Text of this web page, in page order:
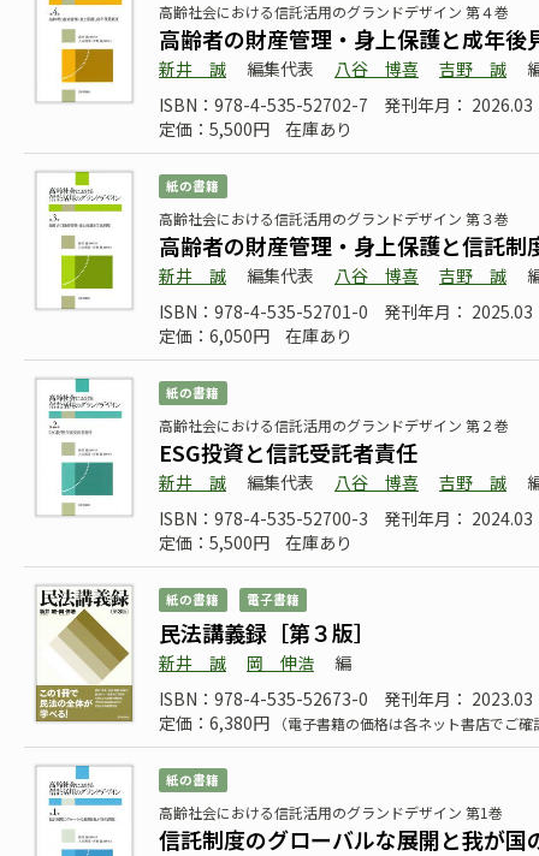
高齢社会における信託活用のグランドデザイン 第４巻
高齢者の財産管理・身上保護と成年後
新井 誠 編集代表 八谷 博喜 吉野 誠
ISBN：978-4-535-52702-7
発刊年月： 2026.03
定価：5,500円
在庫あり
紙の書籍
高齢社会における信託活用のグランドデザイン 第３巻
高齢者の財産管理・身上保護と信託制
新井 誠 編集代表 八谷 博喜 吉野 誠
ISBN：978-4-535-52701-0
発刊年月： 2025.03
定価：6,050円
在庫あり
紙の書籍
高齢社会における信託活用のグランドデザイン 第２巻
ESG投資と信託受託者責任
新井 誠 編集代表 八谷 博喜 吉野 誠
ISBN：978-4-535-52700-3
発刊年月： 2024.03
定価：5,500円
在庫あり
紙の書籍 電子書籍
民法講義録［第３版］
新井 誠 岡 伸浩
編
ISBN：978-4-535-52673-0
発刊年月： 2023.03
定価：6,380円
（電子書籍の価格は各ネット書店でご
紙の書籍
高齢社会における信託活用のグランドデザイン 第1巻
信託制度のグローバルな展開と我が国